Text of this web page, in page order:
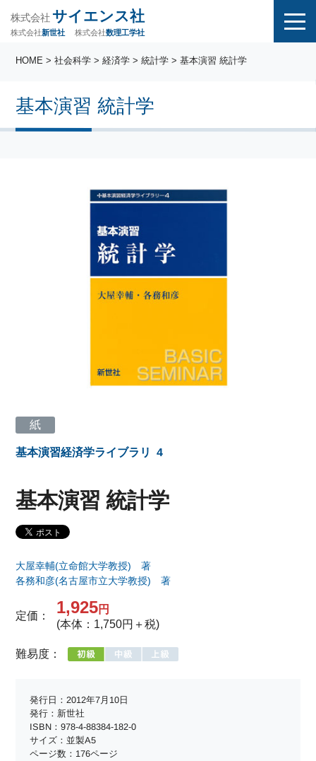
株式会社 サイエンス社
株式会社新世社 株式会社数理工学社
基本演習 統計学
HOME >社会科学 >経済学 >統計学 > 基本演習 統計学
紙
基本演習経済学ライブラリ 4
基本演習 統計学
大屋幸輔(立命館大学教授) 著
各務和彦(名古屋市立大学教授) 著
定価： 1,925円
(本体：1,750円＋税)
難易度：
発行日：2012年7月10日
発行：新世社
ISBN：978-4-88384-182-0
サイズ：並製A5
ページ数：176ページ